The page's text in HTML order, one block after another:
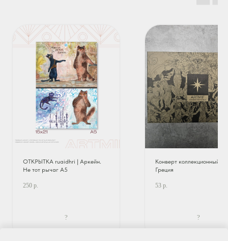
ОТКРЫТКА ruaidhri | Аркейн.
Не тот рычаг А5
250 р.
?
Конверт коллекционный |
Греция
53 р.
?